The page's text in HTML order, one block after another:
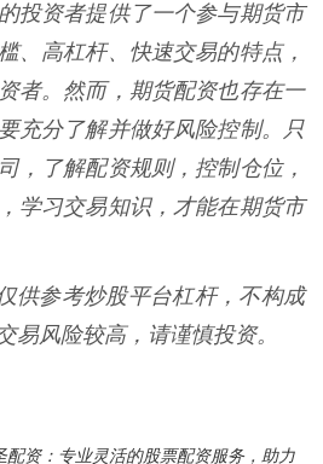
投资者提供了一个参与期货市
、高杠杆、快速交易的特点，
者。然而，期货配资也存在一
充分了解并做好风险控制。只
，了解配资规则，控制仓位，
学习交易知识，才能在期货市
供参考炒股平台杠杆，不构成
易风险较高，请谨慎投资。
配资：专业灵活的股票配资服务，助力